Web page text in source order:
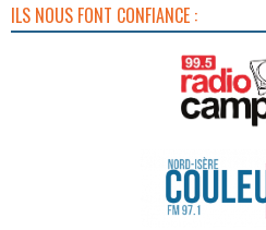
ILS NOUS FONT CONFIANCE :